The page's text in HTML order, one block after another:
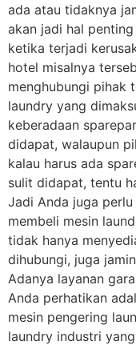
ada atau tidaknya
akan jadi hal
ketika terjadi
hotel misalnya
menghubungi pihak
laundry yang
keberadaan
didapat, walaupun
kalau harus ada
sulit didapat, tentu
Jadi Anda juga
membeli mesin
tidak hanya
dihubungi, juga
Adanya layanan
Anda perhatikan
mesin pengering
laundry industri